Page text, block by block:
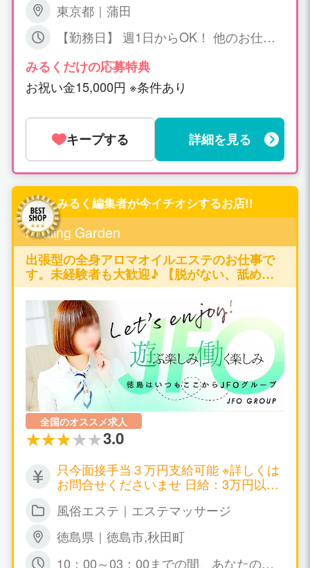
2,700円～7,200円 ▼ツーショットチャッ
ト 時給 2,700円～4,500円 ▼パーティ
ーチャット 時給 1,800円～（＊一人の
お客様と話する場合） 同時に会話するお
客様が増えれば増える程、時給ＵＰ！ 平
均で時給3,000円以上、5,000円以上の方
気軽にお問い合わせください。
東京都｜蒲田
【勤務日】 週1日からOK！ 他のお仕事
深夜、短時間でもOK! ご相談下さい
みるくだけの応募特典
お祝い金15,000円 ※条件あり
キープする 詳細を見る
みるく編集者が今イチオシするお店!!
Healing Garden
出張型の全身アロマオイルエステのお仕事で
す。未経験者も大歓迎♪ 【脱がない、舐めな
い、触られない】の仕事が可能です♪
全国のオススメ求人
3.0
只今面接手当３万円支給可能 ※詳しくは
お問合せくださいませ 日給：3万円以上
風俗エステ｜エステマッサージ
徳島県｜徳島市,秋田町
10：00～03：00までの間、あなたの可